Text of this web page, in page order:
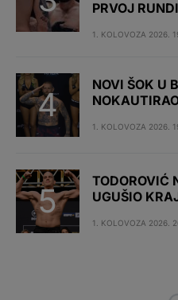
PRVOJ RUNDI
1. KOLOVOZA 2026.
NOVI ŠOK U
1. KOLOVOZA 2026.
TODOROVIĆ
UGUŠIO
1. KOLOVOZA 2026.